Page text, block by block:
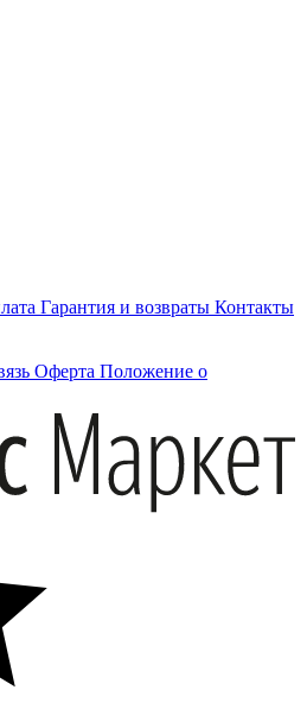
Гарантия и возвраты Контакты
Оферта Положение о